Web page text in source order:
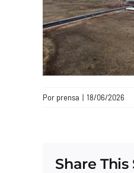
Por prensa | 18/06/2026
Share